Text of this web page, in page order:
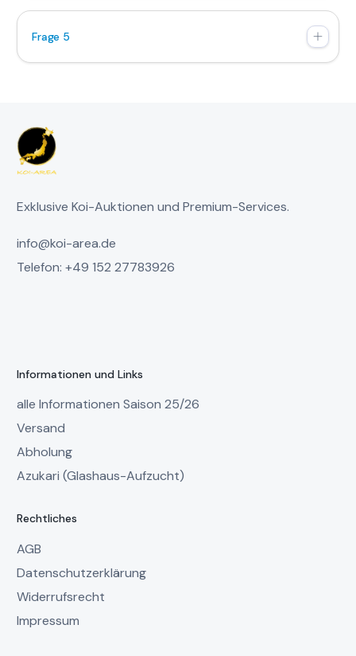
Frage 5
Exklusive Koi-Auktionen und Premium-Services.
info@koi-area.de
Telefon: +49 152 27783926
Informationen und Links
alle Informationen Saison 25/26
Versand
Abholung
Azukari (Glashaus-Aufzucht)
Rechtliches
AGB
Datenschutzerklärung
Widerrufsrecht
Impressum